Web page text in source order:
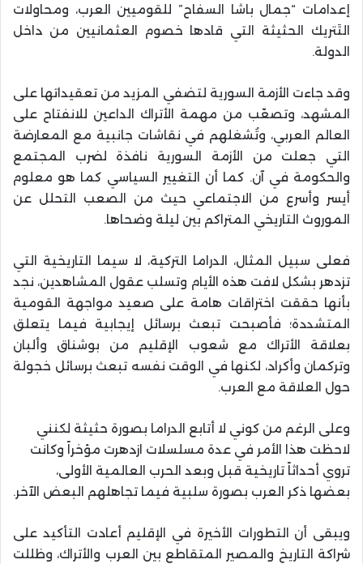
إعدامات “جمال باشا السفاح” للقوميين العرب، ومحاولات
التَتريك الحثيثة التي قادها خصوم العثمانيين من داخل
الدولة.
وقد جاءت الأزمة السورية لتضفي المزيد من تعقيداتها على
المشهد، وتصعّب من مهمة الأتراك الداعين للانفتاح على
العالم العربي، وتُشغلهم في نقاشات جانبية مع المعارضة
التي جعلت من الأزمة السورية نافذة لضرب المجتمع
والحكومة في آن. كما أن التغيير السياسي كما هو معلوم
أيسر وأسرع من الاجتماعي حيث من الصعب التحلل عن
الموروث التاريخي المتراكم بين ليلة وضحاها.
فعلى سبيل المثال، الدراما التركية، لا سيما التاريخية التي
تزدهر بشكل لافت هذه الأيام وتسلب عقول المشاهدين، نجد
بأنها حققت اختراقات هامة على صعيد مواجهة القومية
المتشددة؛ فأصبحت تبعث برسائل إيجابية فيما يتعلق
بعلاقة الأتراك مع شعوب الإقليم من بوشناق وألبان
وتركمان وأكراد، لكنها في الوقت نفسه تبعث برسائل خجولة
حول العلاقة مع العرب.
وعلى الرغم من كوني لا أتابع الدراما بصورة حثيثة لكنني
لاحظت هذا الأمر في عدة مسلسلات ازدهرت مؤخراً وكانت
تروي أحداثاً تاريخية قبل وبعد الحرب العالمية الأولى،
بعضها ذكر العرب بصورة سلبية فيما تجاهلهم البعض الآخر.
ويبقى أن التطورات الأخيرة في الإقليم أعادت التأكيد على
شراكة التاريخ والمصير المتقاطع بين العرب والأتراك، وظللت